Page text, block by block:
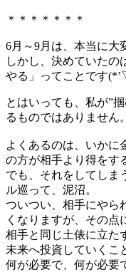
＊＊＊＊＊＊＊
6月～9月は、本当に大
しかし、決めていたの
やる」ってことです
とはいっても、私が”
るものではありません。
よくあるのは、いかに
の方が相手より得をす
でも、それをしてしま
ル巡って、泥沼。
ついつい、相手にやら
くなりますが、その点
相手と同じ土俵に立た
未来へ投資していくこ
何が必要で、何が必要